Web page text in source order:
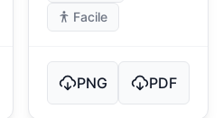
Facile
PNG PDF